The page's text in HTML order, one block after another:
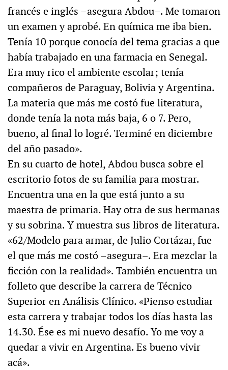
francés e inglés –asegura Abdou–. Me tomaron
un examen y aprobé. En química me iba bien.
Tenía 10 porque conocía del tema gracias a que
había trabajado en una farmacia en Senegal.
Era muy rico el ambiente escolar; tenía
compañeros de Paraguay, Bolivia y Argentina.
La materia que más me costó fue literatura,
donde tenía la nota más baja, 6 o 7. Pero,
bueno, al final lo logré. Terminé en diciembre
del año pasado».
En su cuarto de hotel, Abdou busca sobre el
escritorio fotos de su familia para mostrar.
Encuentra una en la que está junto a su
maestra de primaria. Hay otra de sus hermanas
y su sobrina. Y muestra sus libros de literatura.
«62/Modelo para armar, de Julio Cortázar, fue
el que más me costó –asegura–. Era mezclar la
ficción con la realidad». También encuentra un
folleto que describe la carrera de Técnico
Superior en Análisis Clínico. «Pienso estudiar
esta carrera y trabajar todos los días hasta las
14.30. Ése es mi nuevo desafío. Yo me voy a
quedar a vivir en Argentina. Es bueno vivir
acá».